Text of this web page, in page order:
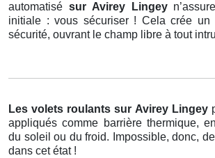
automatisé sur Avirey Lingey
initiale : vous sécuriser ! Cela crée un
sécurité, ouvrant le champ libre à tout
Les volets roulants sur Avirey Lingey
appliqués comme barrière thermique,
du soleil ou du froid. Impossible, donc,
dans cet état !